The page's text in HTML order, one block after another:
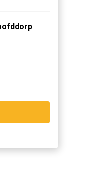
wonen
En met
de hoek, ben je
nabijgelegen natuur
steden.
worden naar